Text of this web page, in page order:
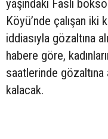
yaşındaki Faslı
Köyü’nde çalışan iki
iddiasıyla gözaltına
habere göre,
saatlerinde gözaltına
kalacak.